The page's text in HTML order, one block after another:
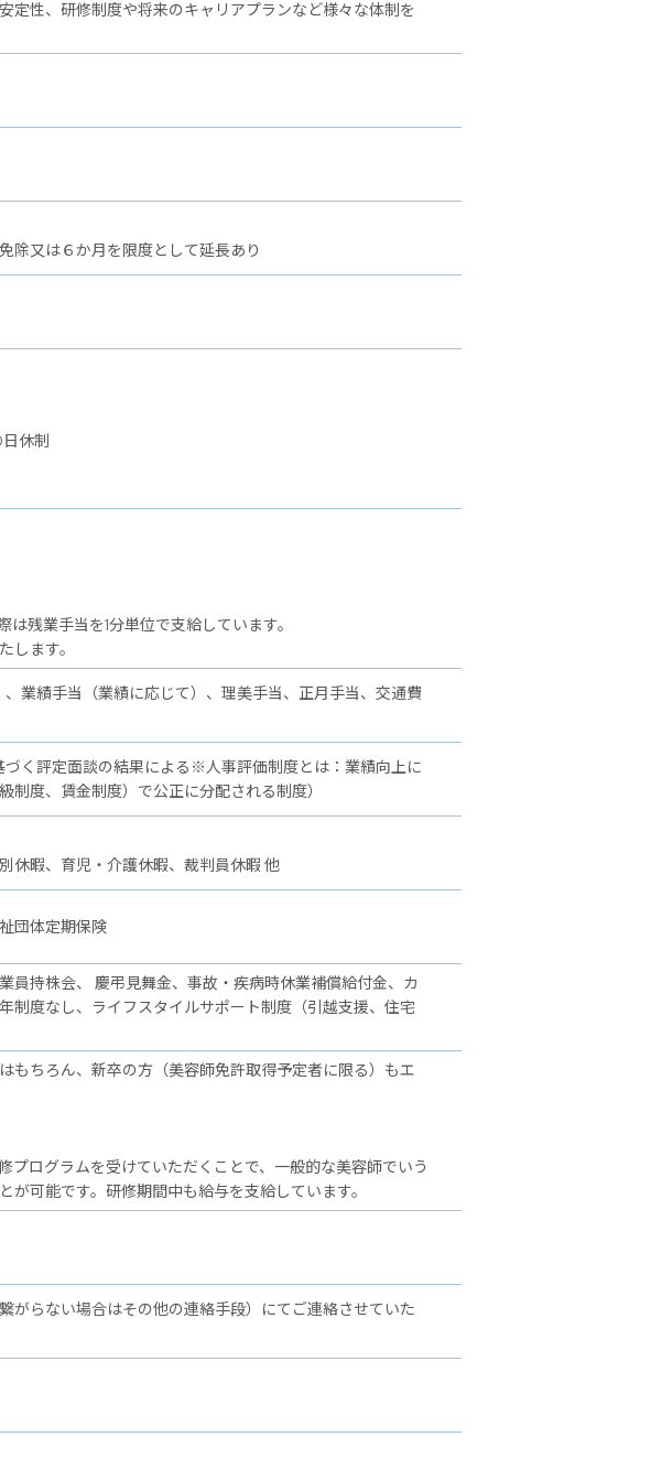
定性、研修制度や将来のキャリアプランなど様々な体制を
除又は６か月を限度として延長あり
休制
残業手当を1分単位で支給しています。
ます。
業績手当（業績に応じて）、理美手当、正月手当、交通費
く評定面談の結果による※人事評価制度とは：業績向上に
度、賃金制度）で公正に分配される制度）
休暇、育児・介護休暇、裁判員休暇 他
団体定期保険
持株会、 慶弔見舞金、事故・疾病時休業補償給付金、カ
制度なし、ライフスタイルサポート制度（引越支援、住宅
もちろん、新卒の方（美容師免許取得予定者に限る）もエ
ログラムを受けていただくことで、一般的な美容師でいう
可能です。研修期間中も給与を支給しています。
がらない場合はその他の連絡手段）にてご連絡させていた